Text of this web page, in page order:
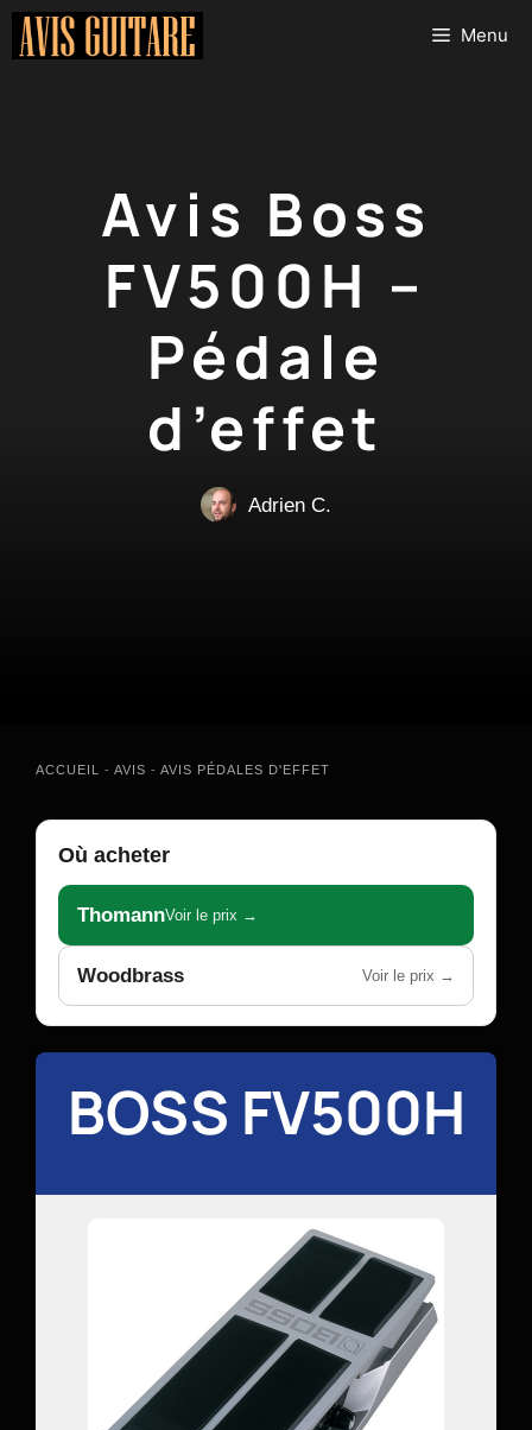
Aller
Menu
Avis Boss
FV500H –
Pédale
d’effet
Adrien C.
ACCUEIL - AVIS - AVIS PÉDALES D'EFFET
Où acheter
ThomannVoir le prix →
Woodbrass Voir le prix →
BOSS FV500H